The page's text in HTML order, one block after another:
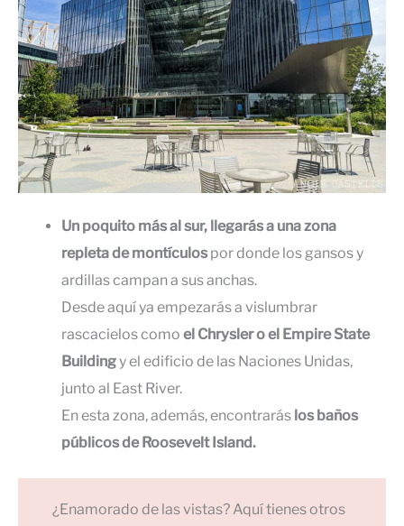
Un poquito más al sur, llegarás a una zona
repleta de montículospor donde los gansos y
ardillas campan a sus anchas.
Desde aquí ya empezarás a vislumbrar
rascacielos como el Chrysler o el Empire State
Buildingy el edificio de las Naciones Unidas,
junto al East River.
En esta zona, además, encontrarás los baños
públicos de Roosevelt Island.
¿Enamorado de las vistas? Aquí tienes otros